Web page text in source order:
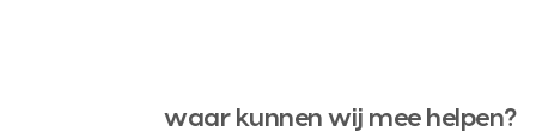
waar kunnen wij mee helpen?